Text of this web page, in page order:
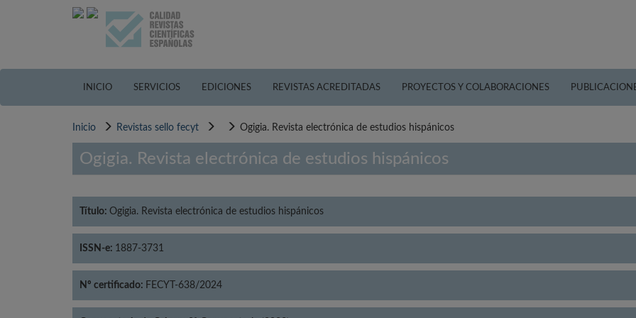
INICIO SERVICIOS EDICIONES REVISTAS ACREDITADAS PROYECTOS Y COLABORACIONES
Inicio Revistas sello fecyt Ogigia. Revista electrónica de estudios hispánicos
Ogigia. Revista electrónica de estudios hispánicos
Título: Ogigia. Revista electrónica de estudios hispánicos
ISSN-e: 1887-3731
Nº certificado: FECYT-638/2024